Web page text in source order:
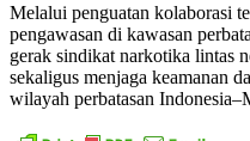
Melalui penguatan kolaborasi
pengawasan di kawasan
gerak sindikat narkotika lintas
sekaligus menjaga keamanan
wilayah perbatasan